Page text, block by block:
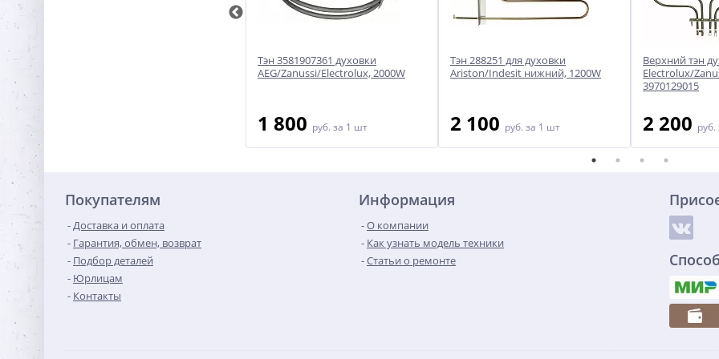
Тэн 3581907361 духовки
AEG/Zanussi/Electrolux, 2000W
1 800 руб. за 1 шт
Тэн 288251 для духовки
Ariston/Indesit нижний, 1200W
2 100 руб. за 1 шт
Верхний тэн
Electrolux/
3970129015
2 200 руб.
Покупателям
Доставка и оплата
Гарантия, обмен, возврат
Подбор деталей
Юрлицам
Контакты
Информация
О компании
Как узнать модель техники
Статьи о ремонте